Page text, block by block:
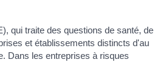
qui traite des questions de santé, de
et établissements distincts d'au
Dans les entreprises à risques